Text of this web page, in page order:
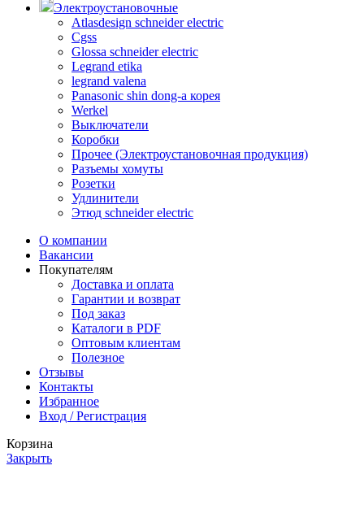
Электроустановочные
Atlasdesign schneider electric
Cgss
Glossa schneider electric
Legrand etika
legrand valena
Panasonic shin dong-a корея
Werkel
Выключатели
Коробки
Прочее (Электроустановочная продукция)
Разъемы хомуты
Розетки
Удлинители
Этюд schneider electric
О компании
Вакансии
Покупателям
Доставка и оплата
Гарантии и возврат
Под заказ
Каталоги в PDF
Оптовым клиентам
Полезное
Отзывы
Контакты
Избранное
Вход / Регистрация
Корзина
Закрыть